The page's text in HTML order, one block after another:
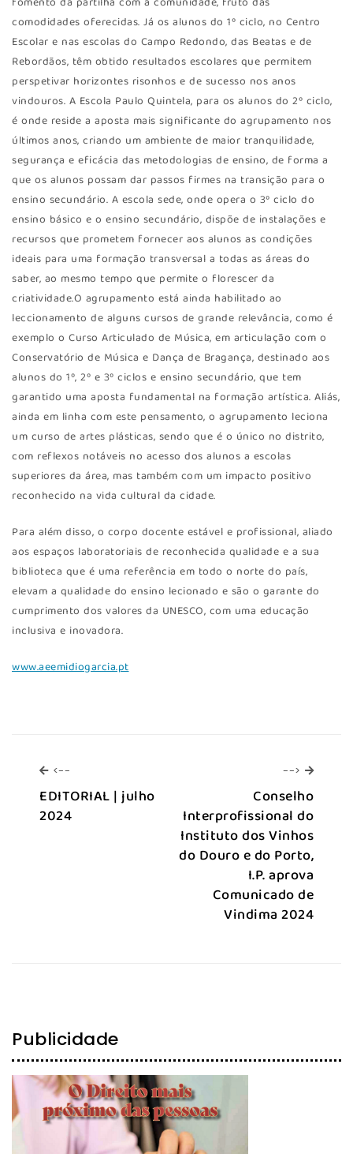
comodidades oferecidas. Já os alunos do 1º ciclo, no Centro
Escolar e nas escolas do Campo Redondo, das Beatas e de
Rebordãos, têm obtido resultados escolares que permitem
perspetivar horizontes risonhos e de sucesso nos anos
vindouros. A Escola Paulo Quintela, para os alunos do 2º ciclo,
é onde reside a aposta mais significante do agrupamento nos
últimos anos, criando um ambiente de maior tranquilidade,
segurança e eficácia das metodologias de ensino, de forma a
que os alunos possam dar passos firmes na transição para o
ensino secundário. A escola sede, onde opera o 3º ciclo do
ensino básico e o ensino secundário, dispõe de instalações e
recursos que prometem fornecer aos alunos as condições
ideais para uma formação transversal a todas as áreas do
saber, ao mesmo tempo que permite o florescer da
criatividade.O agrupamento está ainda habilitado ao
leccionamento de alguns cursos de grande relevância, como é
exemplo o Curso Articulado de Música, em articulação com o
Conservatório de Música e Dança de Bragança, destinado aos
alunos do 1º, 2º e 3º ciclos e ensino secundário, que tem
garantido uma aposta fundamental na formação artística. Aliás,
ainda em linha com este pensamento, o agrupamento leciona
um curso de artes plásticas, sendo que é o único no distrito,
com reflexos notáveis no acesso dos alunos a escolas
superiores da área, mas também com um impacto positivo
reconhecido na vida cultural da cidade.
Para além disso, o corpo docente estável e profissional, aliado
aos espaços laboratoriais de reconhecida qualidade e a sua
biblioteca que é uma referência em todo o norte do país,
elevam a qualidade do ensino lecionado e são o garante do
cumprimento dos valores da UNESCO, com uma educação
inclusiva e inovadora.
www.aeemidiogarcia.pt
<--
EDITORIAL | julho
2024
--> -->
Conselho
Interprofissional do
Instituto dos Vinhos
do Douro e do Porto,
I.P. aprova
Comunicado de
Vindima 2024
Publicidade